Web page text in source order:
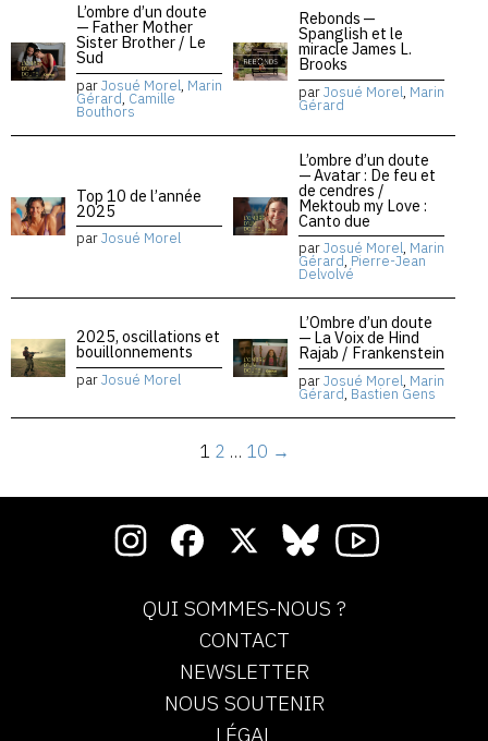
L’ombre d’un doute
— Father Mother
Sister Brother / Le
Sud
parJosué Morel, Marin
Gérard, Camille
Bouthors
Rebonds —
Spanglish et le
miracle James L.
Brooks
parJosué Morel, Marin
Gérard
Top 10 de l’année
2025
parJosué Morel
L’ombre d’un doute
— Avatar : De feu et
de cendres /
Mektoub my Love :
Canto due
parJosué Morel, Marin
Gérard, Pierre-Jean
Delvolvé
2025, oscillations et
bouillonnements
parJosué Morel
L’Ombre d’un doute
— La Voix de Hind
Rajab / Frankenstein
parJosué Morel, Marin
Gérard, Bastien Gens
1 2 … 10 →
QUI SOMMES-NOUS ?
CONTACT
NEWSLETTER
NOUS SOUTENIR
LÉGAL